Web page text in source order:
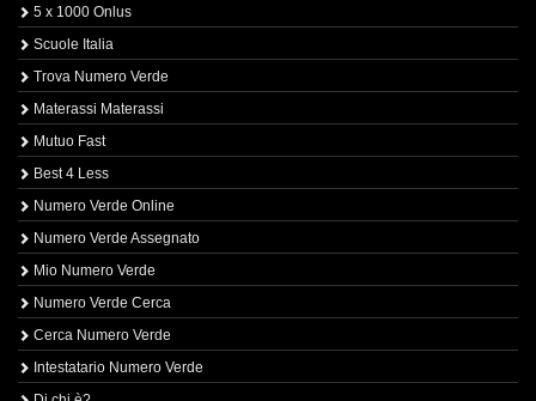
5 x 1000 Onlus
Scuole Italia
Trova Numero Verde
Materassi Materassi
Mutuo Fast
Best 4 Less
Numero Verde Online
Numero Verde Assegnato
Mio Numero Verde
Numero Verde Cerca
Cerca Numero Verde
Intestatario Numero Verde